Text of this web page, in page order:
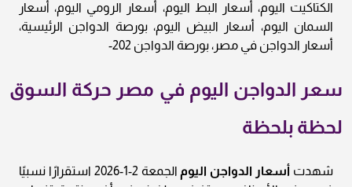
الكتاكيت اليوم، أسعار البط اليوم، أسعار الرومي اليوم، أسعار
السمان اليوم، أسعار البيض اليوم، بورصة الدواجن الرئيسية،
أسعار الدواجن في مصر، بورصة الدواجن 202-
سعر الدواجن اليوم في مصر حركة السوق
لحظة بلحظة
شهدت أسعار الدواجن اليوم
الجمعة 2-1-2026 استقرارًا نسبيًا